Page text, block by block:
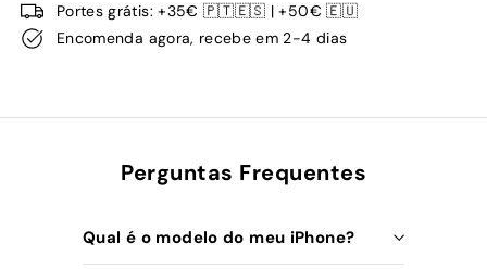
Portes grátis: +35€ 🇵🇹🇪🇸 | +50€ 🇪🇺
Encomenda agora, recebe em 2-4 dias
Perguntas Frequentes
Qual é o modelo do meu iPhone?